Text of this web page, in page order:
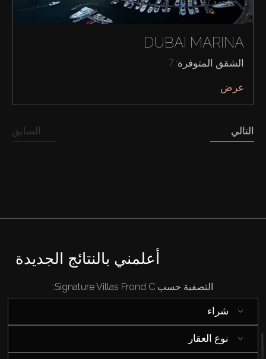
DUBAI MARINA
الشقق المتوفرة: 7
عرض
السابق التالي
أعلمني بالنتائج الجديدة
التصفية حسب Signature Villas Frond C:
شراء
نوع العقار